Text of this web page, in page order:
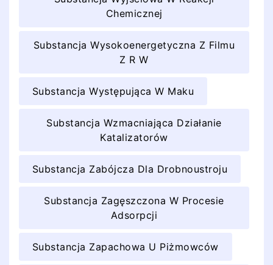
Chemicznej
Substancja Wysokoenergetyczna Z Filmu
Z R W
Substancja Występująca W Maku
Substancja Wzmacniająca Działanie
Katalizatorów
Substancja Zabójcza Dla Drobnoustroju
Substancja Zagęszczona W Procesie
Adsorpcji
Substancja Zapachowa U Piżmowców